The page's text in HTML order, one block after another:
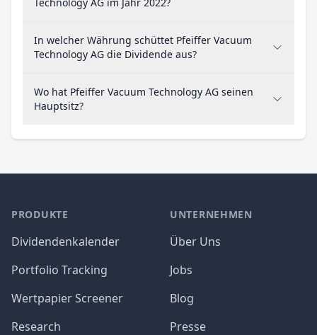
In welcher Währung schüttet Pfeiffer Vacuum
Technology AG die Dividende aus?
Wo hat Pfeiffer Vacuum Technology AG seinen
Hauptsitz?
PRODUKTE
Dividendenkalender
Portfolio Tracking
Wertpapier Screener
Research
UNTERNEHMEN
Über Uns
Jobs
Blog
Presse